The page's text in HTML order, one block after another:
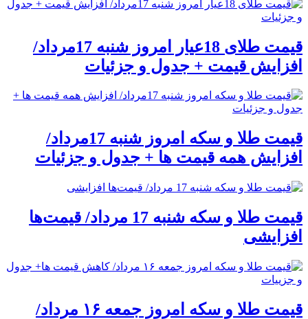
قیمت طلای 18عیار امروز شنبه 17مرداد/
افزایش قیمت + جدول و جزئیات
قیمت طلا و سکه امروز شنبه 17مرداد/
افزایش همه قیمت ها + جدول و جزئیات
قیمت طلا و سکه شنبه 17 مرداد/ قیمت‌ها
افزایشی
قیمت طلا و سکه امروز جمعه ۱۶ مرداد/